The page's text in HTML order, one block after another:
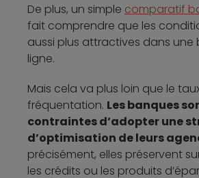
De plus, un simple comparatif
fait comprendre que les
aussi plus attractives dans une
ligne.
Mais cela va plus loin que le
fréquentation. Les banques
contraintes d’adopter une
d’optimisation de leurs
précisément, elles préservent
les crédits ou les produits